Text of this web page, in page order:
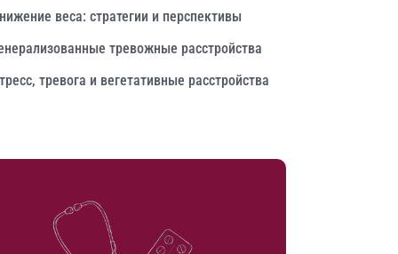
веса: стратегии и перспективы
тревожные расстройства
тревога и вегетативные расстройства